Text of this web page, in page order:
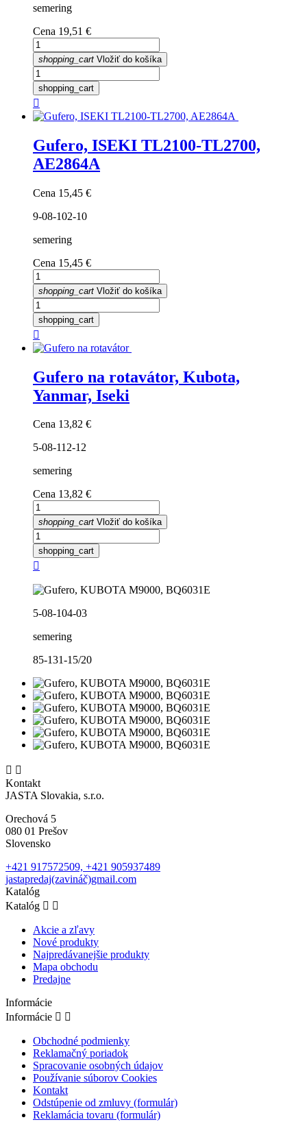
semering
Cena 19,51 €
shopping_cart Vložiť do košíka
shopping_cart

Gufero, ISEKI TL2100-TL2700,
AE2864A
Cena 15,45 €
9-08-102-10
semering
Cena 15,45 €
shopping_cart Vložiť do košíka
shopping_cart

Gufero na rotavátor, Kubota,
Yanmar, Iseki
Cena 13,82 €
5-08-112-12
semering
Cena 13,82 €
shopping_cart Vložiť do košíka
shopping_cart

5-08-104-03
semering
85-131-15/20
 
Kontakt
JASTA Slovakia, s.r.o.
Orechová 5
080 01 Prešov
Slovensko
+421 917572509, +421 905937489
jastapredaj(zavináč)gmail.com
Katalóg
Katalóg  
Akcie a zľavy
Nové produkty
Najpredávanejšie produkty
Mapa obchodu
Predajne
Informácie
Informácie  
Obchodné podmienky
Reklamačný poriadok
Spracovanie osobných údajov
Používanie súborov Cookies
Kontakt
Odstúpenie od zmluvy (formulár)
Reklamácia tovaru (formulár)